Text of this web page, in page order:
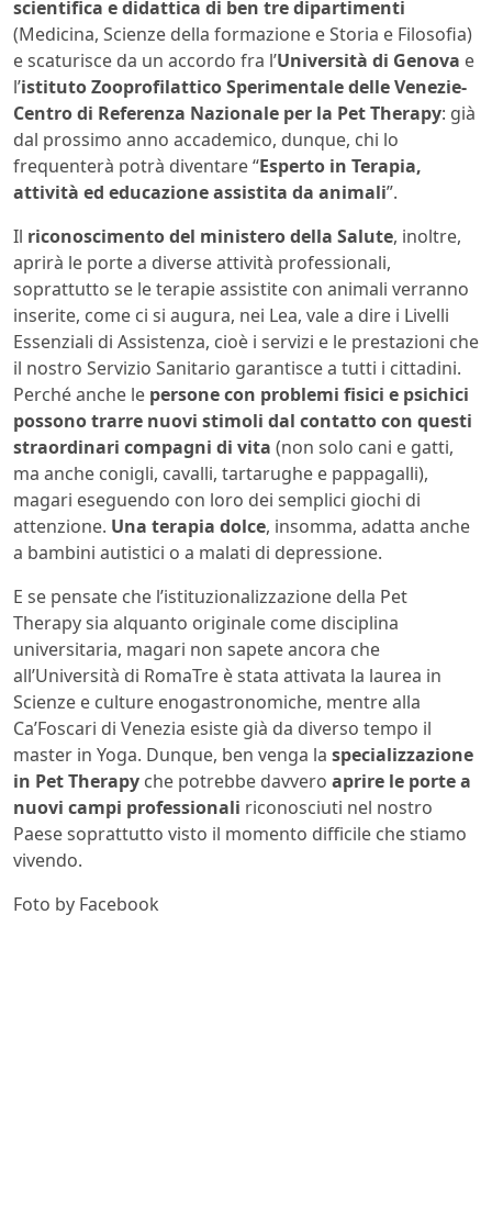
scientifica e didattica di ben tre dipartimenti
(Medicina, Scienze della formazione e Storia e Filosofia)
e scaturisce da un accordo fra l’Università di Genova e
l’istituto Zooprofilattico Sperimentale delle Venezie-
Centro di Referenza Nazionale per la Pet Therapy: già
dal prossimo anno accademico, dunque, chi lo
frequenterà potrà diventare “Esperto in Terapia,
attività ed educazione assistita da animali”.
Il riconoscimento del ministero della Salute, inoltre,
aprirà le porte a diverse attività professionali,
soprattutto se le terapie assistite con animali verranno
inserite, come ci si augura, nei Lea, vale a dire i Livelli
Essenziali di Assistenza, cioè i servizi e le prestazioni che
il nostro Servizio Sanitario garantisce a tutti i cittadini.
Perché anche le persone con problemi fisici e psichici
possono trarre nuovi stimoli dal contatto con questi
straordinari compagni di vita (non solo cani e gatti,
ma anche conigli, cavalli, tartarughe e pappagalli),
magari eseguendo con loro dei semplici giochi di
attenzione. Una terapia dolce, insomma, adatta anche
a bambini autistici o a malati di depressione.
E se pensate che l’istituzionalizzazione della Pet
Therapy sia alquanto originale come disciplina
universitaria, magari non sapete ancora che
all’Università di RomaTre è stata attivata la laurea in
Scienze e culture enogastronomiche, mentre alla
Ca’Foscari di Venezia esiste già da diverso tempo il
master in Yoga. Dunque, ben venga la specializzazione
in Pet Therapy che potrebbe davvero aprire le porte a
nuovi campi professionali riconosciuti nel nostro
Paese soprattutto visto il momento difficile che stiamo
vivendo.
Foto by Facebook